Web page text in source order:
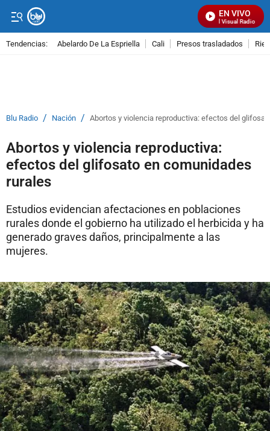
EN VIVO
Señal Visual Radio
Tendencias: Abelardo De La Espriella Cali Presos trasladados
Blu Radio / Nación / Abortos y violencia reproductiva: efectos del
Abortos y violencia reproductiva:
efectos del glifosato en comunidades
rurales
Estudios evidencian afectaciones en poblaciones
rurales donde el gobierno ha utilizado el herbicida y ha
generado graves daños, principalmente a las
mujeres.